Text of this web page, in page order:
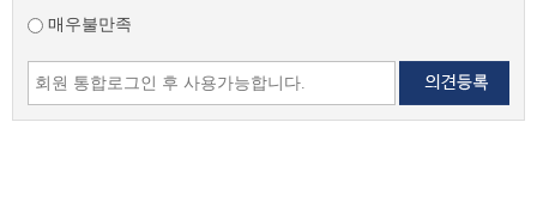
매우불만족